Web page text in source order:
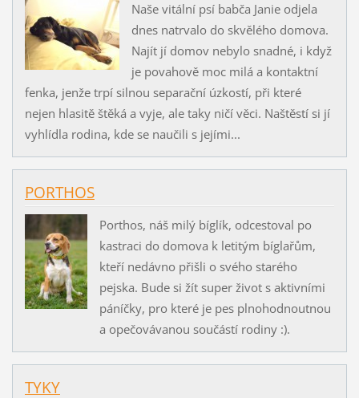
Naše vitální psí babča Janie odjela
dnes natrvalo do skvělého domova.
Najít jí domov nebylo snadné, i když
je povahově moc milá a kontaktní
fenka, jenže trpí silnou separační úzkostí, při které
nejen hlasitě štěká a vyje, ale taky ničí věci. Naštěstí si jí
vyhlídla rodina, kde se naučili s jejími...
PORTHOS
Porthos, náš milý bíglík, odcestoval po
kastraci do domova k letitým bíglařům,
kteří nedávno přišli o svého starého
pejska. Bude si žít super život s aktivními
páníčky, pro které je pes plnohodnoutnou
a opečovávanou součástí rodiny :).
TYKY